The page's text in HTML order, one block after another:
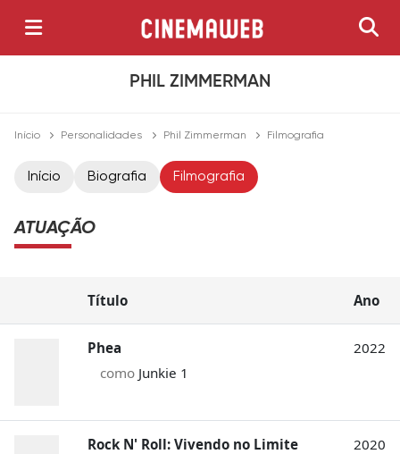
PHIL ZIMMERMAN
Início Personalidades Phil Zimmerman Filmografia
Início Biografia Filmografia
ATUAÇÃO
Título Ano
Phea
como Junkie 1
2022
Rock N' Roll: Vivendo no Limite
2020